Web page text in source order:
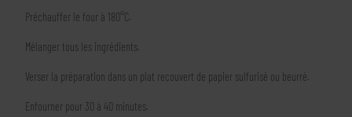
Préchauffer le four à 180°C.
Mélanger tous les ingrédients.
Verser la préparation dans un plat recouvert de papier sulfurisé ou beurré.
Enfourner pour 30 à 40 minutes.